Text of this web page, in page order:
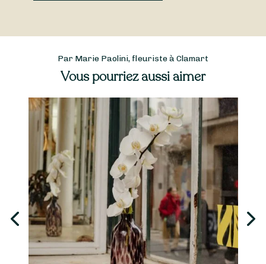
Par Marie Paolini, fleuriste à Clamart
Vous pourriez aussi aimer